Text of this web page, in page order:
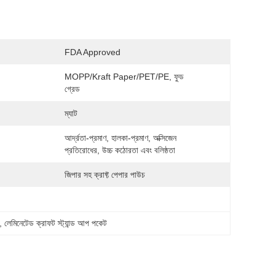
FDA Approved
MOPP/Kraft Paper/PET/PE, ফুড
গ্রেড
ম্যাট
আর্দ্রতা-প্রমাণ, হালকা-প্রমাণ, অক্সিজেন
প্রতিরোধের, উচ্চ কঠোরতা এবং বলিষ্ঠতা
জিপার সহ ক্রাফ্ট পেপার পাউচ
, লেমিনেটেড ক্রাফট স্ট্যান্ড আপ পকেট